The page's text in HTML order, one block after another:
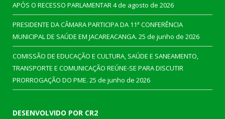
APÓS O RECESSO PARLAMENTAR4 de agosto de 2026
PRESIDENTE DA CÂMARA PARTICIPA DA 11ª CONFERÊNCIA
MUNICIPAL DE SAÚDE EM JACAREACANGA. 25 de junho de 2026
COMISSÃO DE EDUCAÇÃO E CULTURA, SAÚDE E SANEAMENTO,
TRANSPORTE E COMUNICAÇÃO REÚNE-SE PARA DISCUTIR
PRORROGAÇÃO DO PME. 25 de junho de 2026
DESENVOLVIDO POR CR2